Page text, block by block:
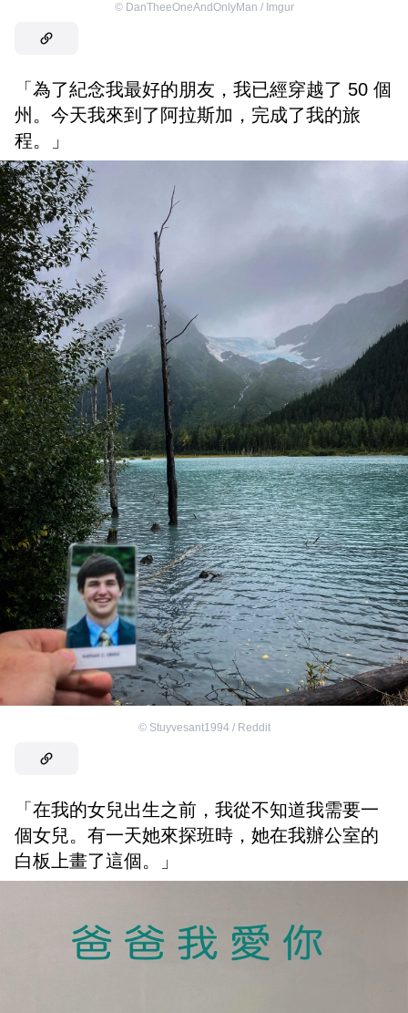
© DanTheeOneAndOnlyMan / Imgur
「為了紀念我最好的朋友，我已經穿越了 50 個
州。今天我來到了阿拉斯加，完成了我的旅
程。」
© Stuyvesant1994 / Reddit
「在我的女兒出生之前，我從不知道我需要一
個女兒。有一天她來探班時，她在我辦公室的
白板上畫了這個。」